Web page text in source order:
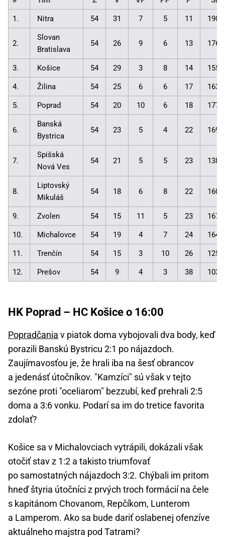
1. Nitra 54 31 7 5 11
2.
Slovan
Bratislava
54 26 9 6 13
3. Košice 54 29 3 8 14
4. Žilina 54 25 6 6 17
5. Poprad 54 20 10 6 18
6.
Banská
Bystrica
54 23 5 4 22
7.
Spišská
Nová Ves
54 21 5 5 23
8.
Liptovský
Mikuláš
54 18 6 8 22
9. Zvolen 54 15 11 5 23
10. Michalovce 54 19 4 7 24
11. Trenčín 54 15 3 10 26
12. Prešov 54 9 4 3 38
HK Poprad – HC Košice o 16:00
Popradčania v piatok doma vybojovali dva body, keď
porazili Banskú Bystricu 2:1 po nájazdoch.
Zaujímavosťou je, že hrali iba na šesť obrancov
a jedenásť útočníkov. "Kamzíci" sú však v tejto
sezóne proti "oceliarom" bezzubí, keď prehrali 2:5
doma a 3:6 vonku. Podarí sa im do tretice favorita
zdolať?
Košice sa v Michalovciach vytrápili, dokázali však
otočiť stav z 1:2 a takisto triumfovať
po samostatných nájazdoch 3:2. Chýbali im pritom
hneď štyria útočníci z prvých troch formácií na čele
s kapitánom Chovanom, Repčíkom, Lunterom
a Lamperom. Ako sa bude dariť oslabenej ofenzíve
aktuálneho majstra pod Tatrami?